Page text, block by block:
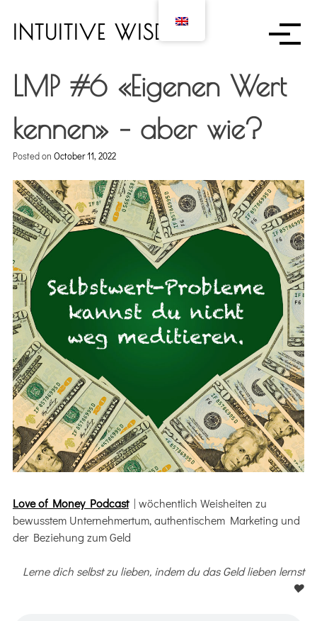
INTUITIVE WISDOM
LMP #6 «Eigenen Wert
kennen» – aber wie?
Posted on October 11, 2022
Love of Money Podcast| wöchentlich Weisheiten zu
bewusstem Unternehmertum, authentischem Marketing und
der Beziehung zum Geld
Lerne dich selbst zu lieben, indem du das Geld lieben lernst
♥️